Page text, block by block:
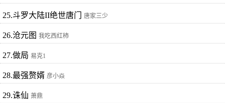
25.斗罗大陆II绝世唐门 唐家三少
26.沧元图 我吃西红柿
27.做局 易克1
28.最强赘婿 彦小焱
29.诛仙 萧鼎